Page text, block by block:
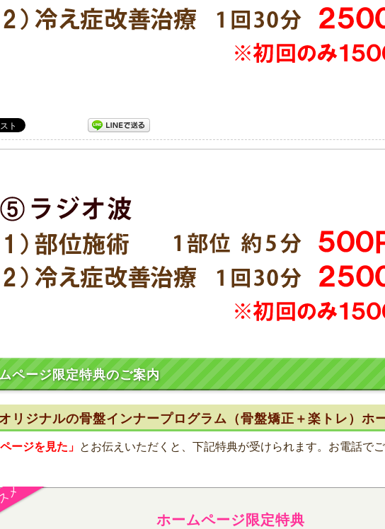
ページ限定特典のご案内
リジナルの骨盤インナープログラム（骨盤矯正＋楽トレ）ホ
ージを見た」 とお伝えいただくと、下記特典が受けられます。お電話で
ホームページ限定特典